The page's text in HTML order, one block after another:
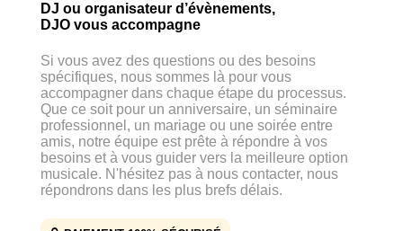
DJ ou organisateur d’évènements,
DJO vous accompagne
Si vous avez des questions ou des besoins
spécifiques, nous sommes là pour vous
accompagner dans chaque étape du processus.
Que ce soit pour un anniversaire, un séminaire
professionnel, un mariage ou une soirée entre
amis, notre équipe est prête à répondre à vos
besoins et à vous guider vers la meilleure option
musicale. N'hésitez pas à nous contacter, nous
répondrons dans les plus brefs délais.